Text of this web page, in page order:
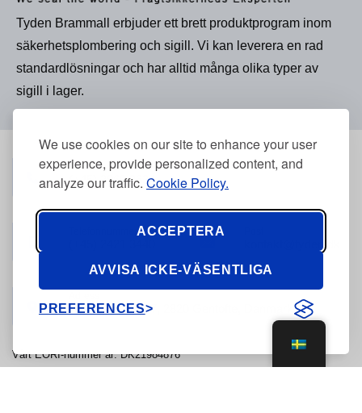
We use cookies on our site to enhance your user
experience, provide personalized content, and
analyze our traffic. Cookie Policy.
ACCEPTERA
AVVISA ICKE-VÄSENTLIGA
PREFERENCES
Tyden Brammall erbjuder ett brett produktprogram inom
säkerhetsplombering och sigill. Vi kan leverera en rad
standardlösningar och har alltid många olika typer av
sigill i lager.
Telefonnummer
(+45) 3968 2634
Telefonnummer
Stolpegårdsvej 7, 2820 Gentofte, Danmark
Vårt EORI-nummer är: DK21984876